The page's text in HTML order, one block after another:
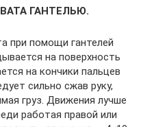
ГАНТЕЛЬЮ.
при помощи гантелей
на поверхность
на кончики пальцев
сильно сжав руку,
груз. Движения лучше
работая правой или